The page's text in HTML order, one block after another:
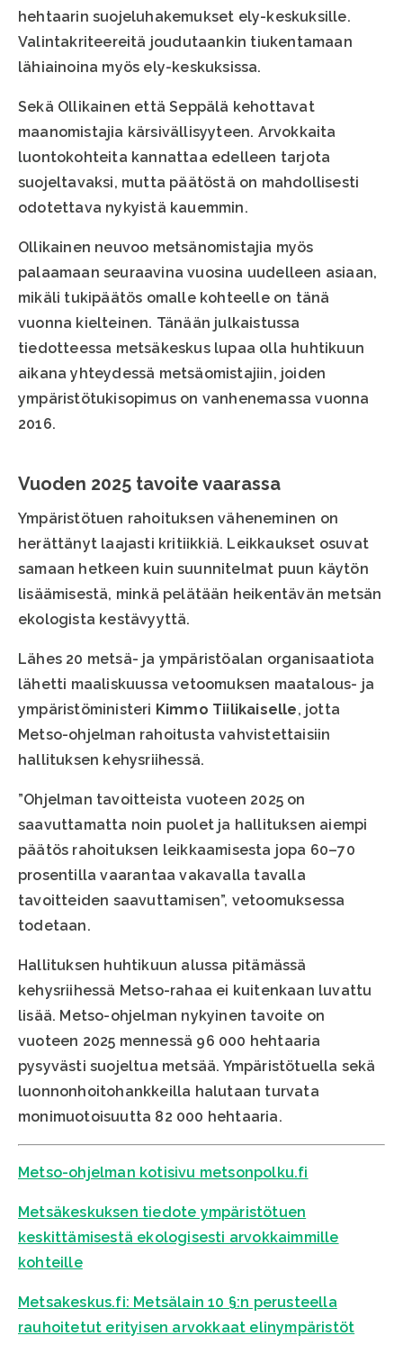
hehtaarin suojeluhakemukset ely-keskuksille.
Valintakriteereitä joudutaankin tiukentamaan
lähiainoina myös ely-keskuksissa.
Sekä Ollikainen että Seppälä kehottavat
maanomistajia kärsivällisyyteen. Arvokkaita
luontokohteita kannattaa edelleen tarjota
suojeltavaksi, mutta päätöstä on mahdollisesti
odotettava nykyistä kauemmin.
Ollikainen neuvoo metsänomistajia myös
palaamaan seuraavina vuosina uudelleen asiaan,
mikäli tukipäätös omalle kohteelle on tänä
vuonna kielteinen. Tänään julkaistussa
tiedotteessa metsäkeskus lupaa olla huhtikuun
aikana yhteydessä metsäomistajiin, joiden
ympäristötukisopimus on vanhenemassa vuonna
2016.
Vuoden 2025 tavoite vaarassa
Ympäristötuen rahoituksen väheneminen on
herättänyt laajasti kritiikkiä. Leikkaukset osuvat
samaan hetkeen kuin suunnitelmat puun käytön
lisäämisestä, minkä pelätään heikentävän metsän
ekologista kestävyyttä.
Lähes 20 metsä- ja ympäristöalan organisaatiota
lähetti maaliskuussa vetoomuksen maatalous- ja
ympäristöministeri Kimmo Tiilikaiselle, jotta
Metso-ohjelman rahoitusta vahvistettaisiin
hallituksen kehysriihessä.
”Ohjelman tavoitteista vuoteen 2025 on
saavuttamatta noin puolet ja hallituksen aiempi
päätös rahoituksen leikkaamisesta jopa 60–70
prosentilla vaarantaa vakavalla tavalla
tavoitteiden saavuttamisen”, vetoomuksessa
todetaan.
Hallituksen huhtikuun alussa pitämässä
kehysriihessä Metso-rahaa ei kuitenkaan luvattu
lisää. Metso-ohjelman nykyinen tavoite on
vuoteen 2025 mennessä 96 000 hehtaaria
pysyvästi suojeltua metsää. Ympäristötuella sekä
luonnonhoitohankkeilla halutaan turvata
monimuotoisuutta 82 000 hehtaaria.
Metso-ohjelman kotisivu metsonpolku.fi
Metsäkeskuksen tiedote ympäristötuen
keskittämisestä ekologisesti arvokkaimmille
kohteille
Metsakeskus.fi: Metsälain 10 §:n perusteella
rauhoitetut erityisen arvokkaat elinympäristöt